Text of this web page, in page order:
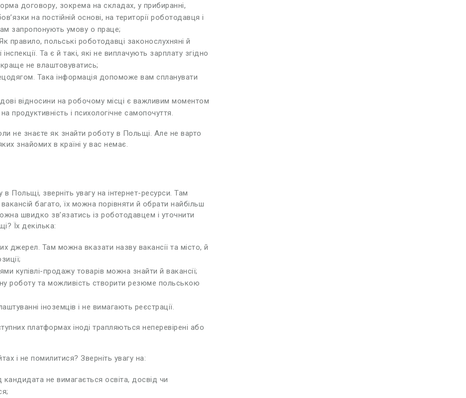
договору, зокрема на складах, у прибиранні,
на постійній основі, на території роботодавця і
запропонують умову о праце;
правило, польські роботодавці законослухняні й
Та є й такі, які не виплачують зарплату згідно
не влаштовуватись;
Така інформація допоможе вам спланувати
відносини на робочому місці є важливим моментом
продуктивність і психологічне самопочуття.
не знаєте як знайти роботу в Польщі. Але не варто
знайомих в країні у вас немає.
Польщі, зверніть увагу на інтернет-ресурси. Там
багато, їх можна порівняти й обрати найбільш
швидко зв’язатись із роботодавцем і уточнити
Їх декілька:
джерел. Там можна вказати назву вакансії та місто, й
купівлі-продажу товарів можна знайти й вакансії;
роботу та можливість створити резюме польською
іноземців і не вимагають реєстрації.
платформах іноді трапляються неперевірені або
і не помилитися? Зверніть увагу на:
не вимагається освіта, досвід чи